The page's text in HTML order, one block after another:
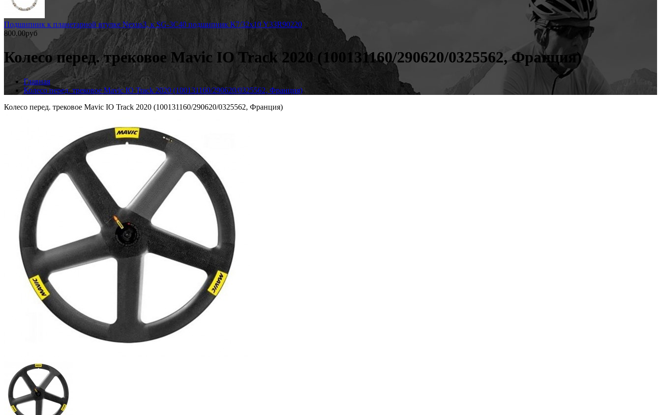
Подшипник к планетарной втулке Nexus3, к SG-3C40 подшипник К7/32х10 Y33R90220
800.00руб
Колесо перед. трековое Mavic IO Track 2020 (100131160/290620/0325562, Франция)
Главная
Колесо перед. трековое Mavic IO Track 2020 (100131160/290620/0325562, Франция)
Колесо перед. трековое Mavic IO Track 2020 (100131160/290620/0325562, Франция)